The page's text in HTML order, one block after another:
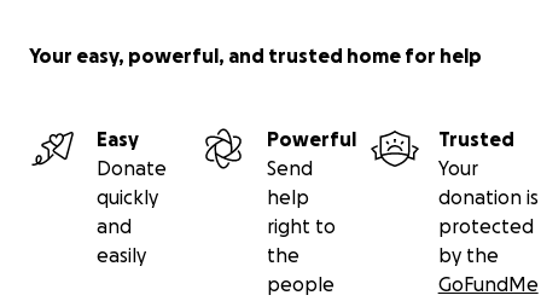
Your easy, powerful, and trusted home for help
Easy
Donate
quickly
and
easily
Powerful
Send
help
right to
the
people
Trusted
Your
donation is
protected
by the
GoFundMe